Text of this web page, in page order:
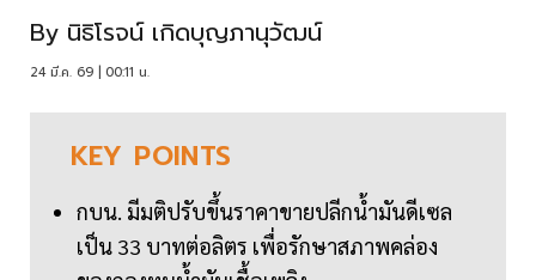
By นิธิโรจน์ เกิดบุญภานุวัฒน์
24 มี.ค. 69 | 00:11 น.
KEY POINTS
กบน. มีมติปรับขึ้นราคาขายปลีกน้ำมันดีเซล
เป็น 33 บาทต่อลิตร เพื่อรักษาสภาพคล่อง